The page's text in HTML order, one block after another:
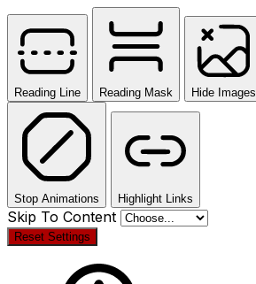
Reading Line Reading Mask Hide Images
Stop Animations Highlight Links
Skip To Content
Reset Settings